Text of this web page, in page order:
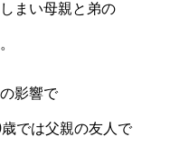
まい母親と弟の
影響で
では父親の友人で